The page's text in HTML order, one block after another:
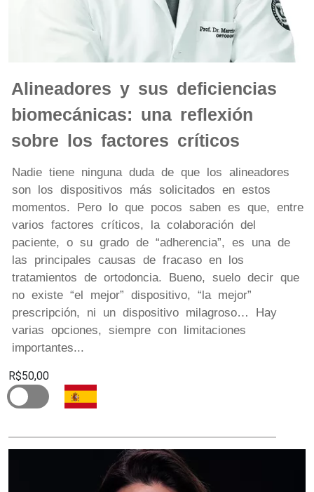
Alineadores y sus deficiencias
biomecánicas: una reflexión
sobre los factores críticos
Nadie tiene ninguna duda de que los alineadores
son los dispositivos más solicitados en estos
momentos. Pero lo que pocos saben es que, entre
varios factores críticos, la colaboración del
paciente, o su grado de “adherencia”, es una de
las principales causas de fracaso en los
tratamientos de ortodoncia. Bueno, suelo decir que
no existe “el mejor” dispositivo, “la mejor”
prescripción, ni un dispositivo milagroso… Hay
varias opciones, siempre con limitaciones
importantes...
R$50,00